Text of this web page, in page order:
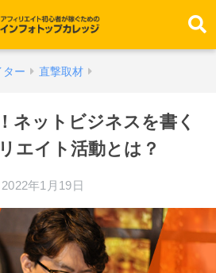
ター 直撃取材
ネットビジネスを書く
エイト活動とは？
2022年1月19日